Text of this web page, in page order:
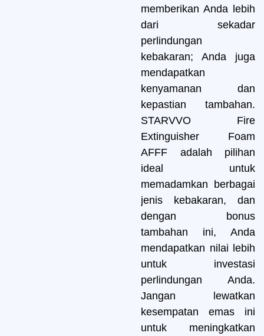
memberikan Anda lebih
dari sekadar
perlindungan
kebakaran; Anda juga
mendapatkan
kenyamanan dan
kepastian tambahan.
STARVVO Fire
Extinguisher Foam
AFFF adalah pilihan
ideal untuk
memadamkan berbagai
jenis kebakaran, dan
dengan bonus
tambahan ini, Anda
mendapatkan nilai lebih
untuk investasi
perlindungan Anda.
Jangan lewatkan
kesempatan emas ini
untuk meningkatkan